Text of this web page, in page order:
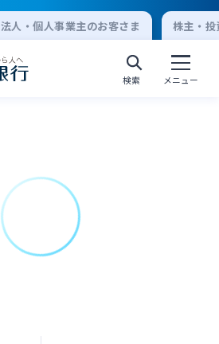
法人・個人事業主のお客さま 株主・
検索 メニュー